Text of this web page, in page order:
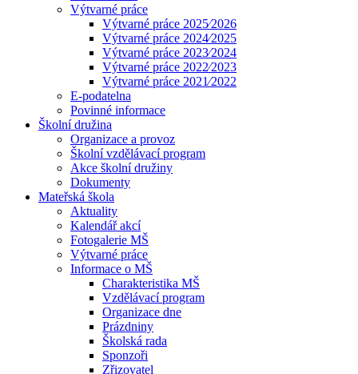
Výtvarné práce
Výtvarné práce 2025⁄2026
Výtvarné práce 2024⁄2025
Výtvarné práce 2023⁄2024
Výtvarné práce 2022⁄2023
Výtvarné práce 2021⁄2022
E-podatelna
Povinné informace
Školní družina
Organizace a provoz
Školní vzdělávací program
Akce školní družiny
Dokumenty
Mateřská škola
Aktuality
Kalendář akcí
Fotogalerie MŠ
Výtvarné práce
Informace o MŠ
Charakteristika MŠ
Vzdělávací program
Organizace dne
Prázdniny
Školská rada
Sponzoři
Zřizovatel